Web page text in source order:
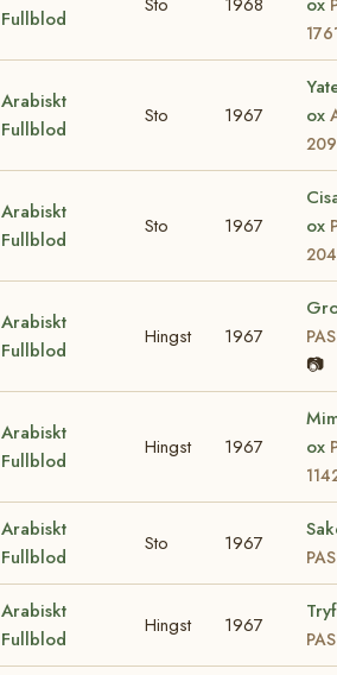
Fullblod
Arabiskt
Fullblod
Sto 1967
ox
Arabiskt
Fullblod
Sto 1967
ox
Arabiskt
Fullblod
Hingst 1967
📷
Arabiskt
Fullblod
Hingst 1967
ox
Arabiskt
Fullblod
Sto 1967
Arabiskt
Fullblod
Hingst 1967